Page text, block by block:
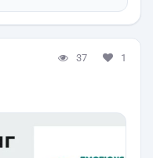
37 1